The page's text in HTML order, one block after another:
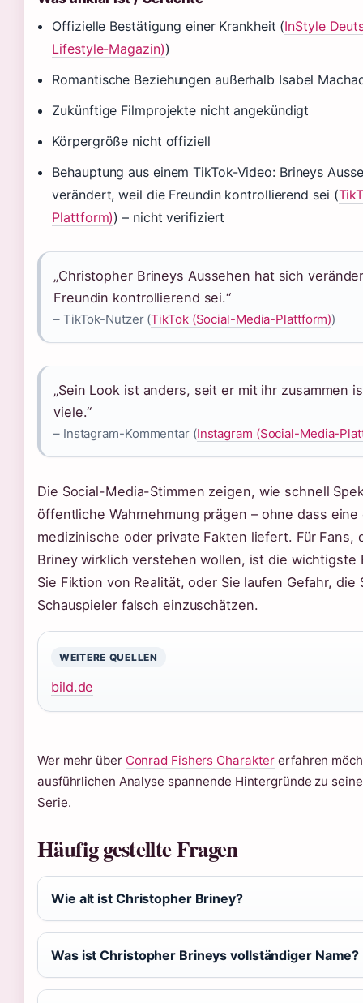
Offizielle Bestätigung einer Krankheit (InStyle
Lifestyle-Magazin))
Romantische Beziehungen außerhalb Isabel
Zukünftige Filmprojekte nicht angekündigt
Körpergröße nicht offiziell
Behauptung aus einem TikTok-Video: Brineys
verändert, weil die Freundin kontrollierend sei (
Plattform)) – nicht verifiziert
„Christopher Brineys Aussehen hat sich
Freundin kontrollierend sei.“
– TikTok-Nutzer (TikTok (Social-Media-Plattform))
„Sein Look ist anders, seit er mit ihr zusammen
viele.“
– Instagram-Kommentar (Instagram (Social-Media-
Die Social-Media-Stimmen zeigen, wie schnell
öffentliche Wahrnehmung prägen – ohne dass eine
medizinische oder private Fakten liefert. Für Fans,
Briney wirklich verstehen wollen, ist die wichtigste
Sie Fiktion von Realität, oder Sie laufen Gefahr, die
Schauspieler falsch einzuschätzen.
WEITERE QUELLEN
bild.de
Wer mehr über Conrad Fishers Charakter erfahren
ausführlichen Analyse spannende Hintergründe zu
Serie.
Häufig gestellte Fragen
Wie alt ist Christopher Briney?
Was ist Christopher Brineys vollständiger Name?